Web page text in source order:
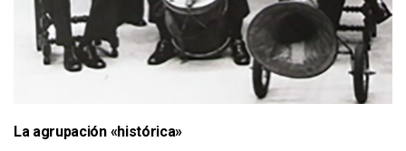
La agrupación «histórica»